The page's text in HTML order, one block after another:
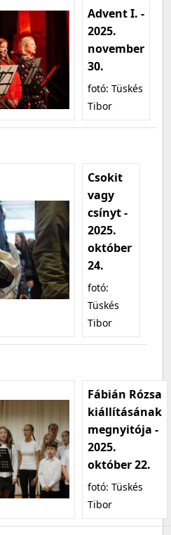
Advent I. -
2025.
november
30.
fotó: Tüskés
Tibor
Csokit
vagy
csínyt -
2025.
október
24.
fotó:
Tüskés
Tibor
Fábián Rózsa
kiállításának
megnyitója -
2025.
október 22.
fotó: Tüskés
Tibor